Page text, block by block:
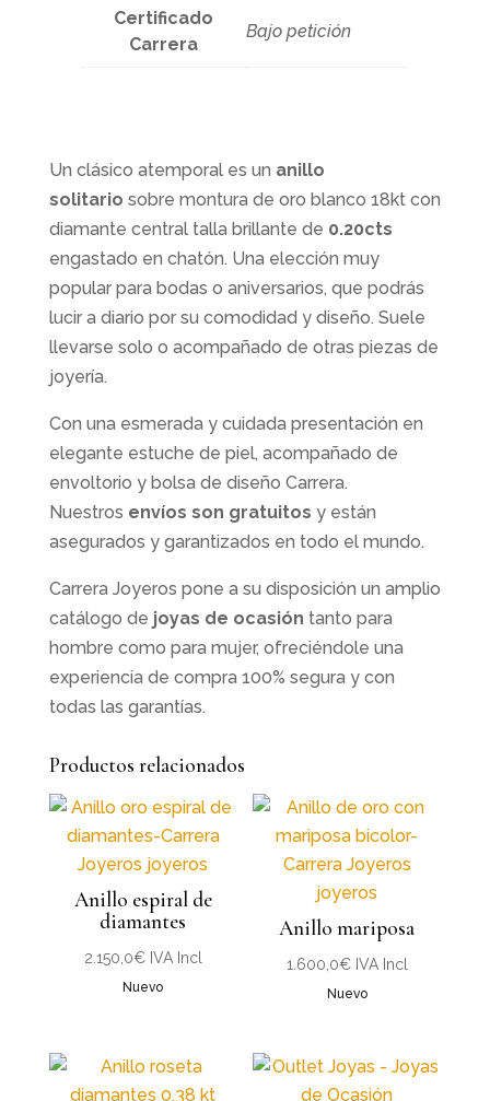
Certificado
Carrera
Bajo petición
Un clásico atemporal es un anillo
solitario sobre montura de oro blanco 18kt con
diamante central talla brillante de 0.20cts
engastado en chatón. Una elección muy
popular para bodas o aniversarios, que podrás
lucir a diario por su comodidad y diseño. Suele
llevarse solo o acompañado de otras piezas de
joyería.
Con una esmerada y cuidada presentación en
elegante estuche de piel, acompañado de
envoltorio y bolsa de diseño Carrera.
Nuestros envíos son gratuitos y están
asegurados y garantizados en todo el mundo.
Carrera Joyeros pone a su disposición un amplio
catálogo de joyas de ocasión tanto para
hombre como para mujer, ofreciéndole una
experiencia de compra 100% segura y con
todas las garantías.
Productos relacionados
Anillo espiral de
diamantes
2.150,0€ IVA Incl
Nuevo
Anillo mariposa
1.600,0€ IVA Incl
Nuevo